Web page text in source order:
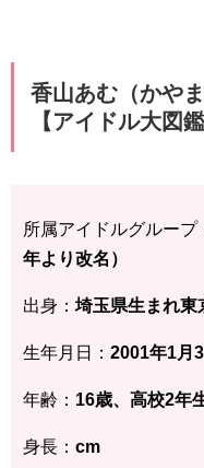
香山あむ（かや
【アイドル大図
所属アイドルグループ
年より改名）
出身： 埼玉県生まれ東
生年月日： 2001年1月
年齢： 16歳、高校2年
身長： cm